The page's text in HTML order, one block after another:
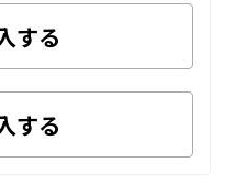
する
する